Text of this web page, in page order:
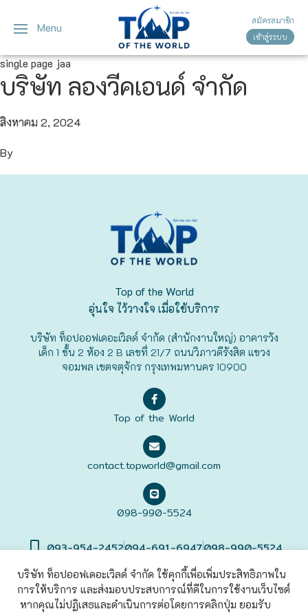
Menu
สมัครสมาชิก
เข้าสู่ระบบ
single page jaa
บริษัท ลองวีคเอนด์ จำกัด
สิงหาคม 2, 2024
By
Top of the World
อุ่นใจ ไว้วางใจ เมื่อใช้บริการ
บริษัท ท็อปออฟเดอะเวิลด์ จำกัด (สำนักงานใหญ่) อาคารวัง
เด็ก 1 ชั้น 2 ห้อง 2 B เลขที่ 21/7 ถนนวิภาวดีรังสิต แขวง
จอมพล เขตจตุจักร กรุงเทพมหานคร 10900
Top of the World
contact.topworld@gmail.com
098-990-5524
093-954-2452094-691-6947098-990-5524
©2022 Top of The World Co., Ltd. All rights Reserved. | เข้าสู่
บริษัท ท็อปออฟเดอะเวิลด์ จำกัด ใช้คุกกี้เพื่อเพิ่มประสิทธิภาพใน
การให้บริการ และส่งมอบประสบการณ์ที่ดีในการใช้งานเว็บไซต์
หากคุณไม่ปฏิเสธและดำเนินการต่อโดยการคลิกปุ่ม ยอมรับ
ญี่ปุ่นทัวร์ญี่ปุ่น
โตเกียว
โอซาก้า
ฟุกุโอะกะ
ฟูระโนะ
เวียดนาม
ทัวร์เวียดนาม